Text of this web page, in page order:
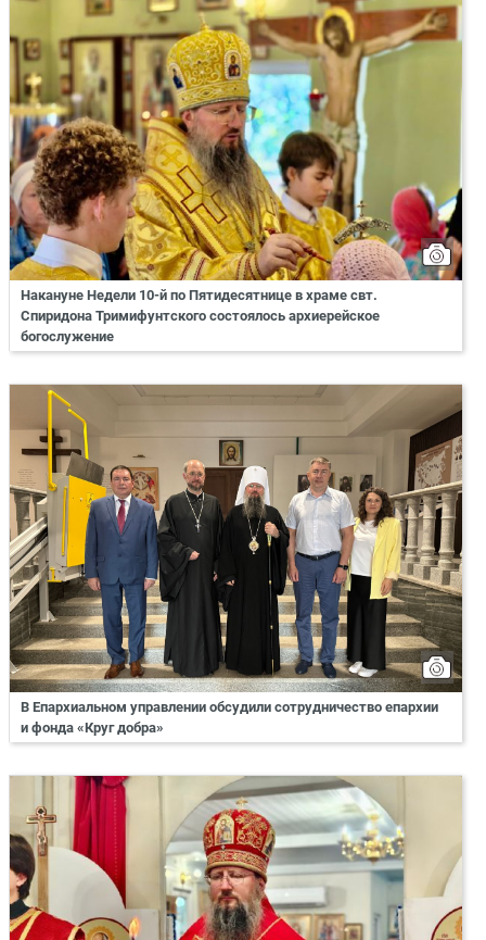
Накануне Недели 10-й по Пятидесятнице в храме свт.
Спиридона Тримифунтского состоялось архиерейское
богослужение
В Епархиальном управлении обсудили сотрудничество епархии
и фонда «Круг добра»